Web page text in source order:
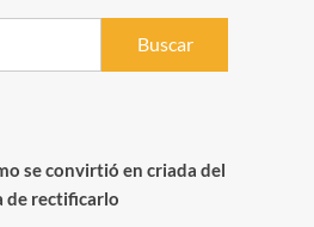
se convirtió en criada del
de rectificarlo